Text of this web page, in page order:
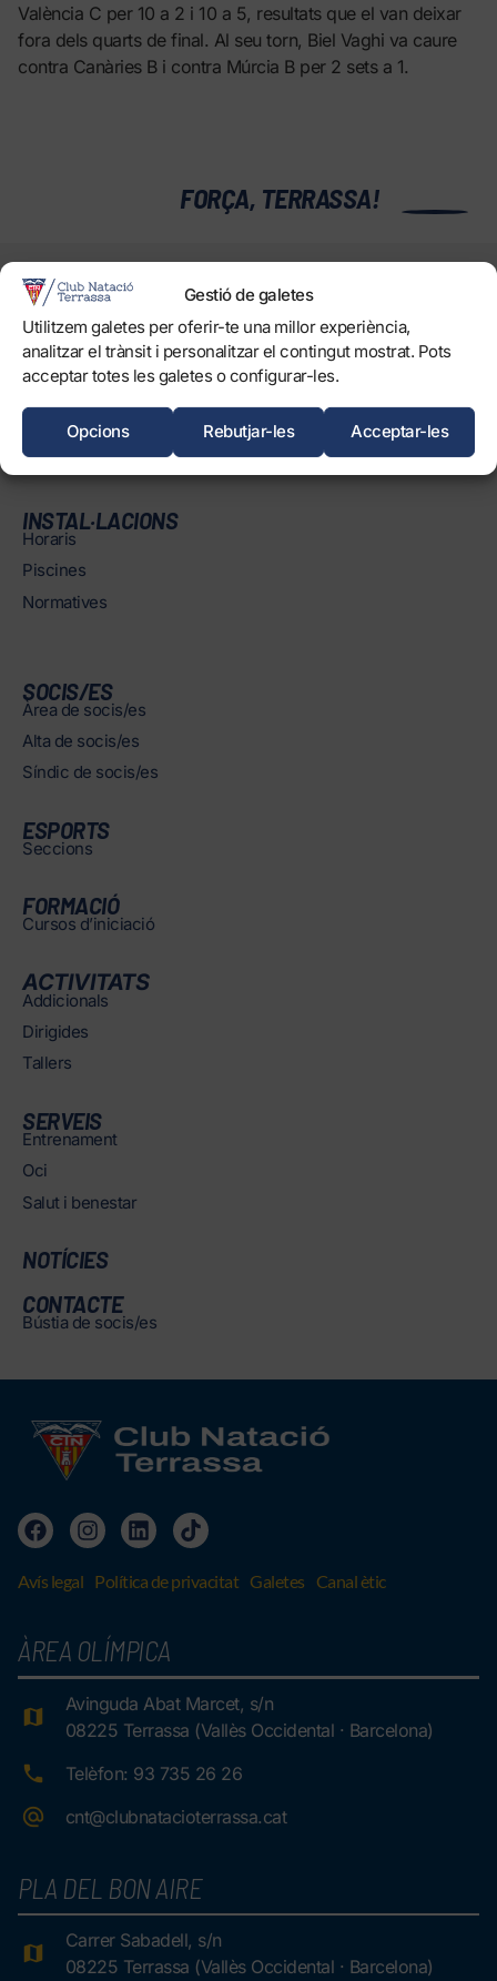
Gestió de galetes
Utilitzem galetes per oferir-te una millor experiència,
analitzar el trànsit i personalitzar el contingut mostrat. Pots
acceptar totes les galetes o configurar-les.
Acceptar-les
Rebutjar-les
Opcions
València C per 10 a 2 i 10 a 5, resultats que el van deixar
fora dels quarts de final. Al seu torn, Biel Vaghi va caure
contra Canàries B i contra Múrcia B per 2 sets a 1.
FORÇA, TERRASSA!
EL CLUB
Història
Òrgans
Informació corporativa i transparència
Protecció dels Infants
Objectius de Desenvolupament Sostenible
INSTAL·LACIONS
Horaris
Piscines
Normatives
SOCIS/ES
Àrea de socis/es
Alta de socis/es
Síndic de socis/es
ESPORTS
Seccions
FORMACIÓ
Cursos d’iniciació
ACTIVITATS
Addicionals
Dirigides
Tallers
SERVEIS
Entrenament
Oci
Salut i benestar
NOTÍCIES
CONTACTE
Bústia de socis/es
Avís legal Política de privacitat Galetes Canal ètic
ÀREA OLÍMPICA
Avinguda Abat Marcet, s/n
08225 Terrassa (Vallès Occidental · Barcelona)
Telèfon: 93 735 26 26
cnt@clubnatacioterrassa.cat
PLA DEL BON AIRE
Carrer Sabadell, s/n
08225 Terrassa (Vallès Occidental · Barcelona)